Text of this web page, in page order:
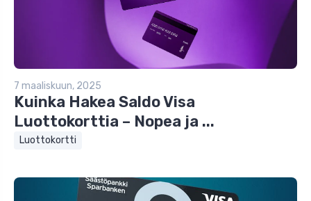
7 maaliskuun, 2025
Kuinka Hakea Saldo Visa
Luottokorttia – Nopea ja ...
Luottokortti